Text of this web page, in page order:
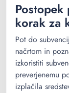
korak za
Pot do
načrtom in
izkoristiti
preverjenemu
izplačila